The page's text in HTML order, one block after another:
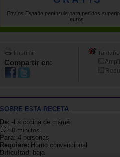
Envíos España península para pedidos
euros
Imprimir
Compartir en:
SOBRE ESTA RECETA
De: -La cocina de mamá
50 minutos.
Para: 4 personas
Requiere: Horno convencional
Dificultad: baja